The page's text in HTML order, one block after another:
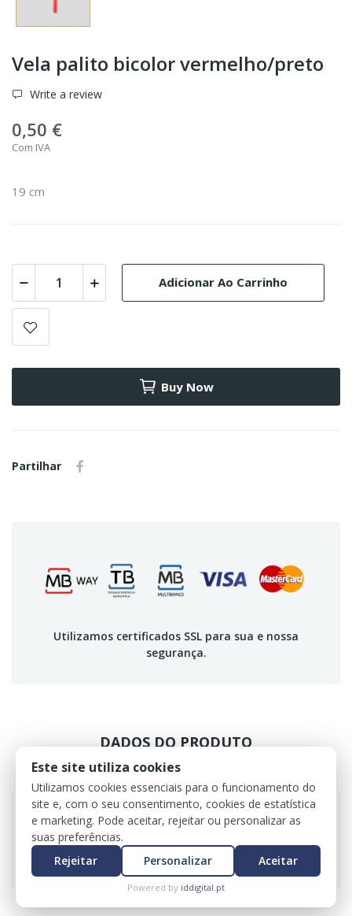
Vela palito bicolor vermelho/preto
Write a review
0,50 €
Com IVA
19 cm
Adicionar Ao Carrinho
Buy Now
Partilhar
Utilizamos certificados SSL para sua e nossa
segurança.
DADOS DO PRODUTO
Referência 0752
Este site utiliza cookies
Utilizamos cookies essenciais para o funcionamento do
site e, com o seu consentimento, cookies de estatística
e marketing. Pode aceitar, rejeitar ou personalizar as
suas preferências.
Rejeitar
Personalizar Aceitar
Powered by iddigital.pt